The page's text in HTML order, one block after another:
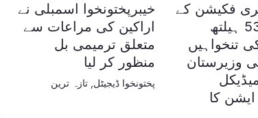
فکیشن کے
باوجود 538 ہیلتھ
تنخواہیں
وزیرستان
کا
خیبرپختونخوا اسمبلی نے
اراکین کی مراعات سے
متعلق ترمیمی بل
منظور کر لیا
پختونخوا ڈیجیٹل ,تازہ ترین